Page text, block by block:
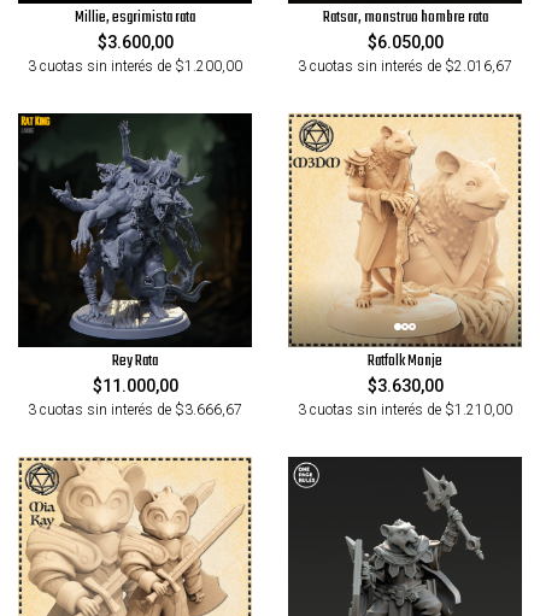
Millie, esgrimista rata
$3.600,00
3 cuotas sin interés de $1.200,00
Ratsar, monstruo hombre rata
$6.050,00
3 cuotas sin interés de $2.016,67
Rey Rata
$11.000,00
3 cuotas sin interés de $3.666,67
Ratfolk Monje
$3.630,00
3 cuotas sin interés de $1.210,00